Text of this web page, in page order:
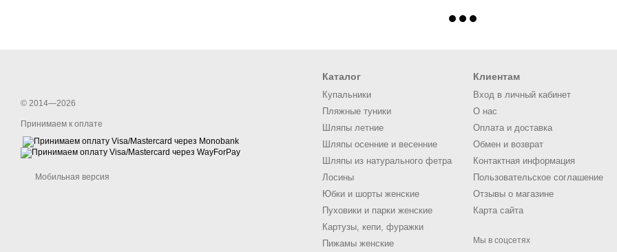
© 2014—2026
Принимаем к оплате
Мобильная версия
Каталог
Купальники
Пляжные туники
Шляпы летние
Шляпы осенние и весенние
Шляпы из натурального фетра
Лосины
Юбки и шорты женские
Пуховики и парки женские
Картузы, кепи, фуражки
Пижамы женские
Клиентам
Вход в личный кабинет
О нас
Оплата и доставка
Обмен и возврат
Контактная информация
Пользовательское соглашение
Отзывы о магазине
Карта сайта
Мы в соцсетях